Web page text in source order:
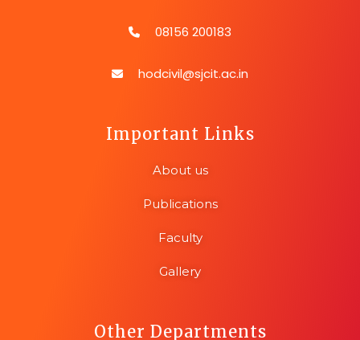
08156 200183
hodcivil@sjcit.ac.in
Important Links
About us
Publications
Faculty
Gallery
Other Departments